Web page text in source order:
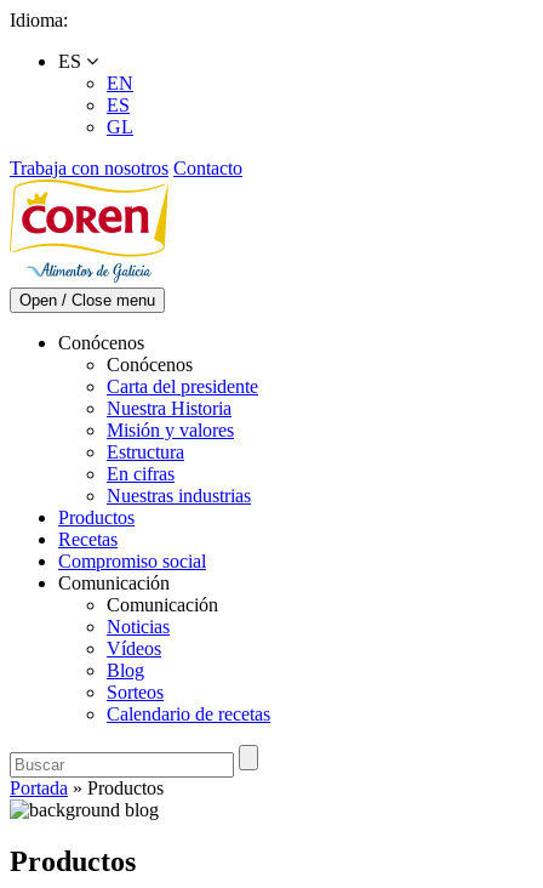
Skip
content
Idioma:
ES
EN
ES
GL
Trabaja con nosotros Contacto
Open / Close menu
Conócenos
Conócenos
Carta del presidente
Nuestra Historia
Misión y valores
Estructura
En cifras
Nuestras industrias
Productos
Recetas
Compromiso social
Comunicación
Comunicación
Noticias
Vídeos
Blog
Sorteos
Calendario de recetas
Portada » Productos
Productos